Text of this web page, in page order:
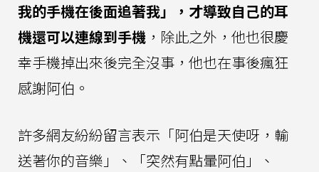
我的手機在後面追著我」，才導致自己的耳
機還可以連線到手機 ，除此之外，他也很慶
幸手機掉出來後完全沒事，他也在事後瘋狂
感謝阿伯。
許多網友紛紛留言表示「阿伯是天使呀，輸
送著你的音樂」、「突然有點暈阿伯」、